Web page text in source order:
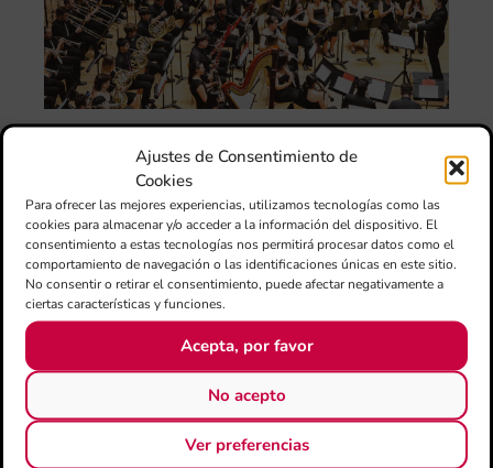
Ajustes de Consentimiento de
Cookies
Para ofrecer las mejores experiencias, utilizamos tecnologías como las
cookies para almacenar y/o acceder a la información del dispositivo. El
consentimiento a estas tecnologías nos permitirá procesar datos como el
comportamiento de navegación o las identificaciones únicas en este sitio.
No consentir o retirar el consentimiento, puede afectar negativamente a
ciertas características y funciones.
Acepta, por favor
No acepto
Ver preferencias